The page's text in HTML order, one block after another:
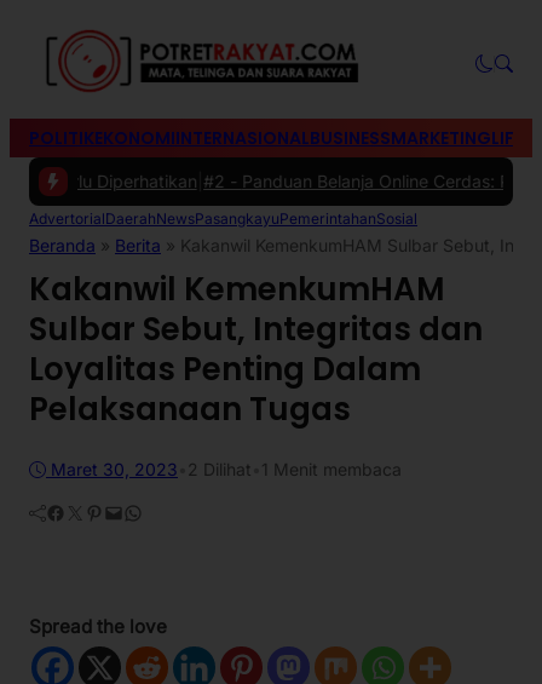
POLITIKEKONOMIINTERNASIONALBUSINESSMARKETING
Diperhatikan|#2 -Panduan Belanja Online Cerdas: Pilih Produk
AdvertorialDaerahNewsPasangkayuPemerintahanSosial
Beranda » Berita » Kakanwil KemenkumHAM Sulbar Sebut,
Kakanwil KemenkumHAM
Sulbar Sebut, Integritas dan
Loyalitas Penting Dalam
Pelaksanaan Tugas
Maret 30, 2023 2 Dilihat 1 Menit membaca
Facebook Twitter Pinterest Mail WhatsApp
Spread the love